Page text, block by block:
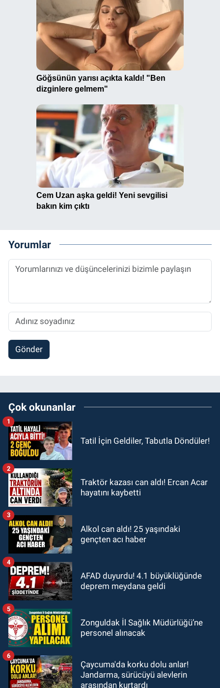
Yorumlar
Gönder
Çok okunanlar
Tatil İçin Geldiler, Tabutla Döndüler!
1
Traktör kazası can aldı! Ercan Acar
hayatını kaybetti
2
Alkol can aldı! 25 yaşındaki
gençten acı haber
3
AFAD duyurdu! 4.1 büyüklüğünde
deprem meydana geldi
4
Zonguldak İl Sağlık Müdürlüğü’ne
personel alınacak
5
Çaycuma'da korku dolu anlar!
Jandarma, sürücüyü alevlerin
arasından kurtardı
6